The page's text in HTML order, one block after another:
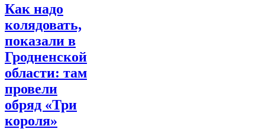
Как надо
колядовать,
показали в
Гродненской
области: там
провели
обряд «Три
короля»